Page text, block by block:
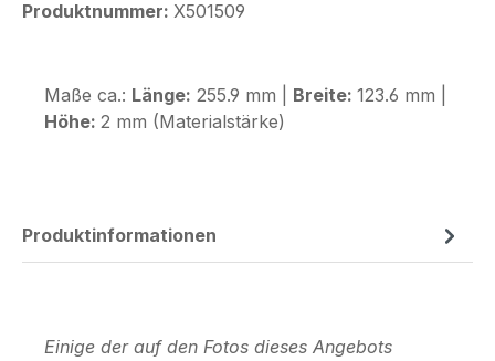
Produktnummer: X501509
Maße ca.: Länge: 255.9 mm | Breite: 123.6 mm |
Höhe: 2 mm (Materialstärke)
Produktinformationen
Einige der auf den Fotos dieses Angebots